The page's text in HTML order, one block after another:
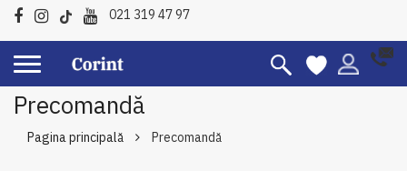
021 319 47 97
Precomandă
Pagina principală Precomandă